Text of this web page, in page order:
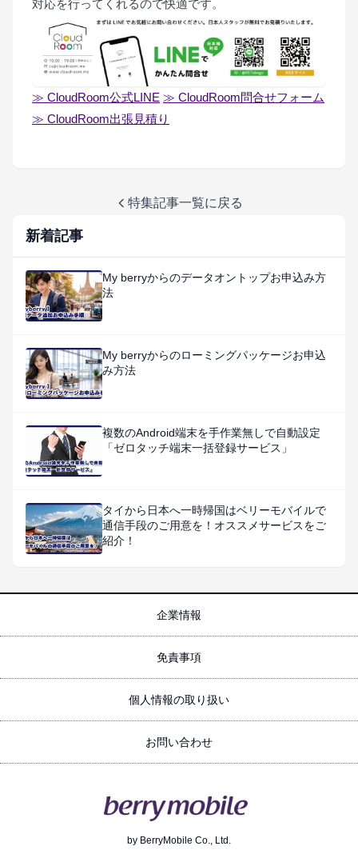
対応を行ってくれるので快適です。
≫ CloudRoom公式LINE ≫ CloudRoom問合せフォーム
≫ CloudRoom出張見積り
特集記事一覧に戻る
新着記事
My berryからのデータオントップお申込み方
法
My berryからのローミングパッケージお申込
み方法
複数のAndroid端末を手作業無しで自動設定
「ゼロタッチ端末一括登録サービス」
タイから日本へ一時帰国はベリーモバイルで
通信手段のご用意を！オススメサービスをご
紹介！
企業情報
免責事項
個人情報の取り扱い
お問い合わせ
by BerryMobile Co., Ltd.